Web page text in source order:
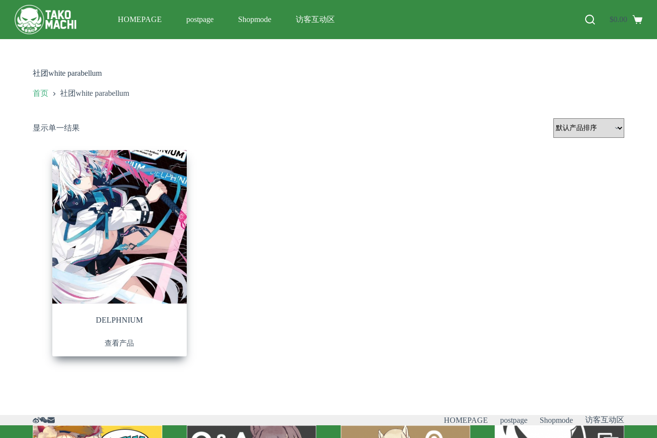
跳
过
内
容
HOMEPAGE postpage Shopmode 访客互动区 $0.00
社团white parabellum
首页 社团white parabellum
显示单一结果
DELPHNIUM
查看产品
HOMEPAGE postpage Shopmode 访客互动区